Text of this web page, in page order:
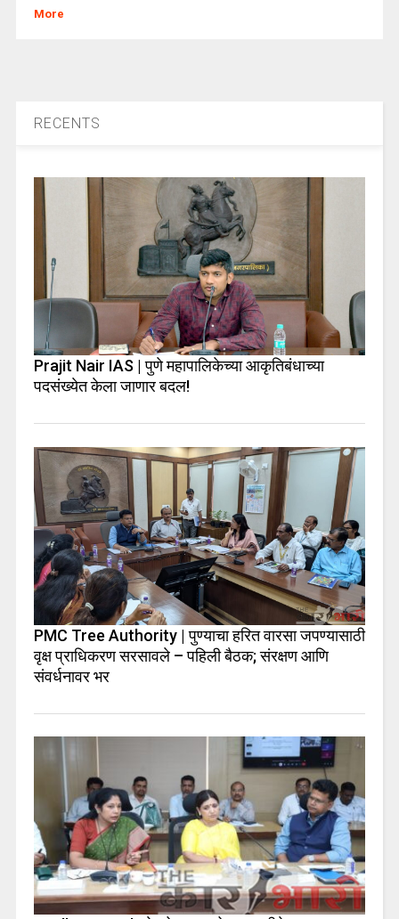
More
RECENTS
Prajit Nair IAS | पुणे महापालिकेच्या आकृतिबंधाच्या
पदसंख्येत केला जाणार बदल!
PMC Tree Authority | पुण्याचा हरित वारसा जपण्यासाठी
वृक्ष प्राधिकरण सरसावले – पहिली बैठक; संरक्षण आणि
संवर्धनावर भर